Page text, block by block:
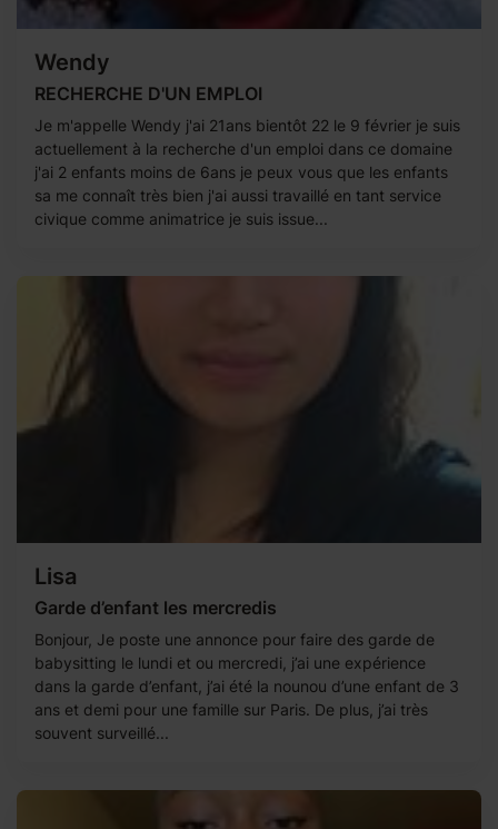
Wendy
RECHERCHE D'UN EMPLOI
Je m'appelle Wendy j'ai 21ans bientôt 22 le 9 février je suis
actuellement à la recherche d'un emploi dans ce domaine
j'ai 2 enfants moins de 6ans je peux vous que les enfants
sa me connaît très bien j'ai aussi travaillé en tant service
civique comme animatrice je suis issue...
Lisa
Garde d’enfant les mercredis
Bonjour, Je poste une annonce pour faire des garde de
babysitting le lundi et ou mercredi, j’ai une expérience
dans la garde d’enfant, j’ai été la nounou d’une enfant de 3
ans et demi pour une famille sur Paris. De plus, j’ai très
souvent surveillé...